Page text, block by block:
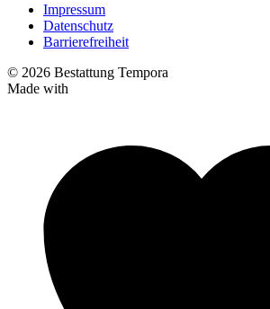
Impressum
Datenschutz
Barrierefreiheit
© 2026 Bestattung Tempora
Made with